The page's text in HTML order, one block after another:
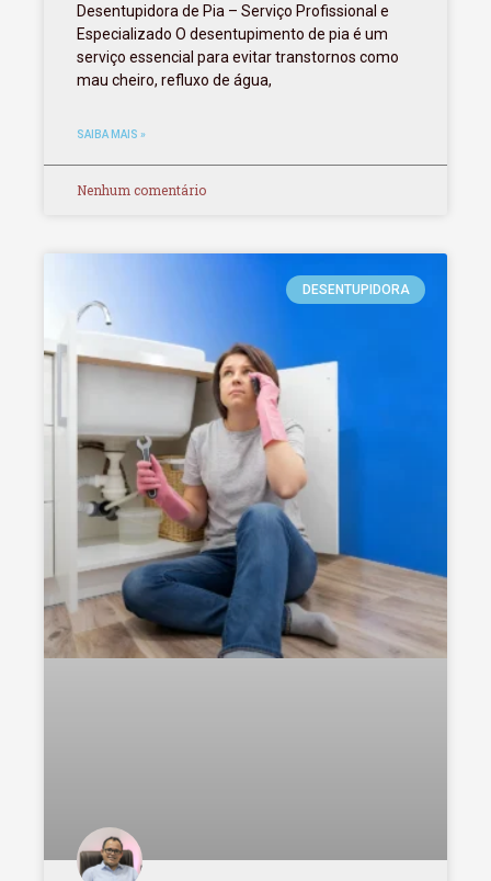
Desentupidora de Pia – Serviço Profissional e
Especializado O desentupimento de pia é um
serviço essencial para evitar transtornos como
mau cheiro, refluxo de água,
SAIBA MAIS »
Nenhum comentário
DESENTUPIDORA